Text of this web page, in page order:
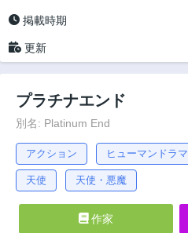
掲載時期
更新
プラチナエンド
別名: Platinum End
アクション ヒューマンドラマ
天使 天使・悪魔
作家